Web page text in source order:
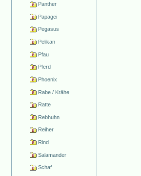
Panther
Papagei
Pegasus
Pelikan
Pfau
Pferd
Phoenix
Rabe / Krähe
Ratte
Rebhuhn
Reiher
Rind
Salamander
Schaf